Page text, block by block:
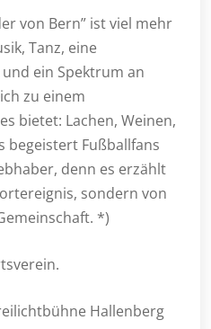
von Bern” ist viel mehr
Tanz, eine
ein Spektrum an
zu einem
bietet: Lachen, Weinen,
begeistert Fußballfans
denn es erzählt
sondern von
*)
Hallenberg